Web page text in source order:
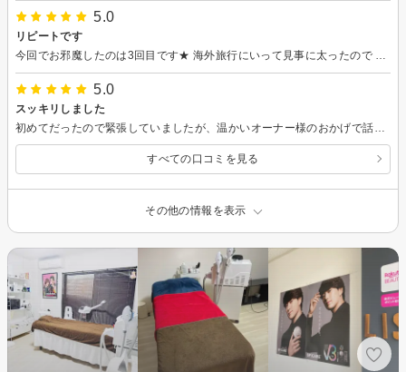
5.0
リピートです
5.0
スッキリしました
すべての口コミを見る
その他の情報を表示